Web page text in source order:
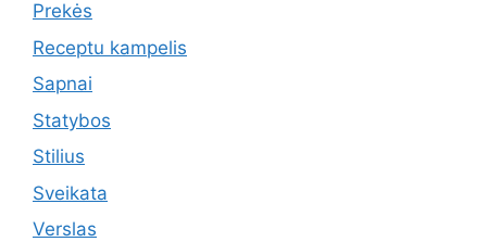
Prekės
Receptu kampelis
Sapnai
Statybos
Stilius
Sveikata
Verslas